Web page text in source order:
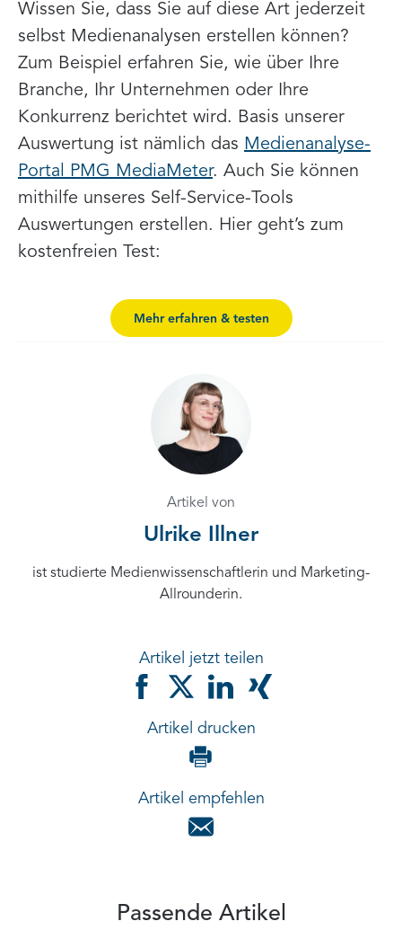
Wissen Sie, dass Sie auf diese Art jederzeit
selbst Medienanalysen erstellen können?
Zum Beispiel erfahren Sie, wie über Ihre
Branche, Ihr Unternehmen oder Ihre
Konkurrenz berichtet wird. Basis unserer
Auswertung ist nämlich das Medienanalyse-
Portal PMG MediaMeter. Auch Sie können
mithilfe unseres Self-Service-Tools
Auswertungen erstellen. Hier geht’s zum
kostenfreien Test:
Mehr erfahren & testen
Artikel von
Ulrike Illner
ist studierte Medienwissenschaftlerin und Marketing-
Allrounderin.
Artikel jetzt teilen
Artikel drucken
Artikel empfehlen
Passende Artikel